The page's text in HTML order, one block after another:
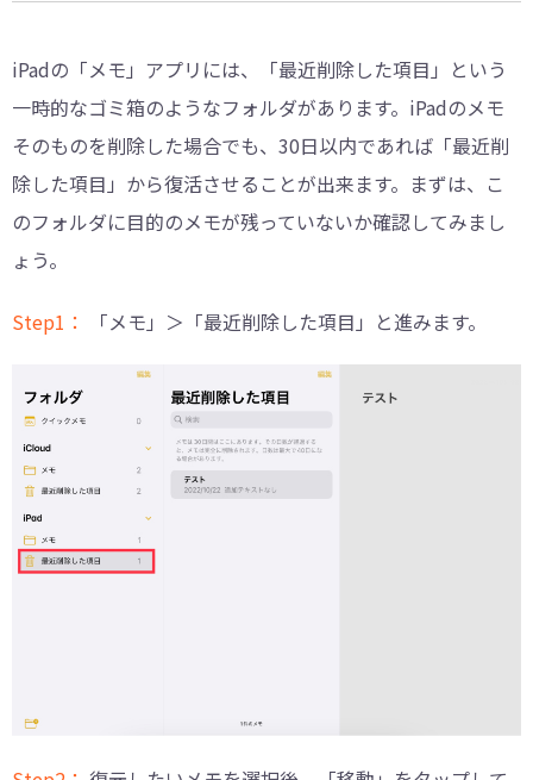
iPadの「メモ」アプリには、「最近削除した項目」という
一時的なゴミ箱のようなフォルダがあります。iPadのメモ
そのものを削除した場合でも、30日以内であれば「最近削
除した項目」から復活させることが出来ます。まずは、こ
のフォルダに目的のメモが残っていないか確認してみまし
ょう。
Step1： 「メモ」＞「最近削除した項目」と進みます。